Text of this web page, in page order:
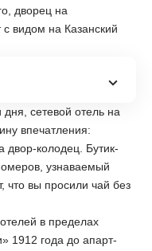
дворец на
видом на Казанский
сетевой отель на
впечатления:
двор-колодец. Бутик-
узнаваемый
что вы просили чай без
в пределах
1912 года до апарт-